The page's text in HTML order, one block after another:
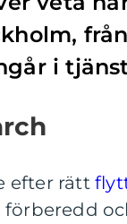
i
efter rätt